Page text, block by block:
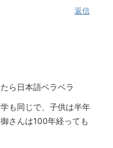
返信
ら日本語ベラベラ
も同じで、子供は半年
さんは100年経っても